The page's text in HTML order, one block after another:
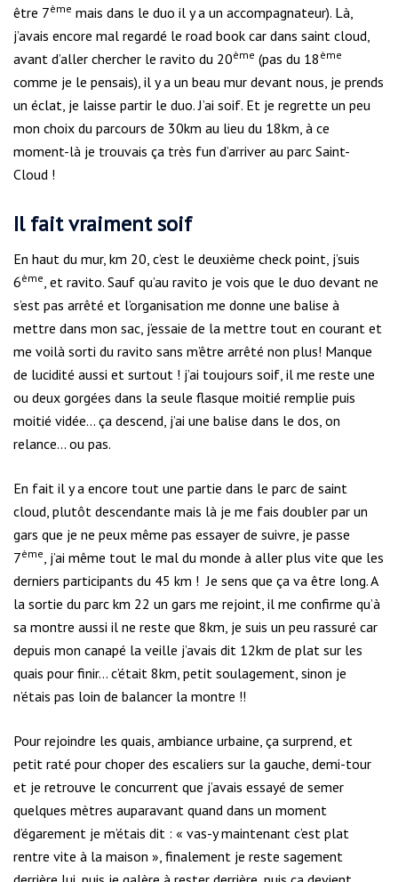
être 7ème mais dans le duo il y a un accompagnateur). Là,
j’avais encore mal regardé le road book car dans saint cloud,
avant d’aller chercher le ravito du 20ème (pas du 18 ème
comme je le pensais), il y a un beau mur devant nous, je prends
un éclat, je laisse partir le duo. J’ai soif. Et je regrette un peu
mon choix du parcours de 30km au lieu du 18km, à ce
moment-là je trouvais ça très fun d’arriver au parc Saint-
Cloud !
Il fait vraiment soif
En haut du mur, km 20, c’est le deuxième check point, j’suis
6ème , et ravito. Sauf qu’au ravito je vois que le duo devant ne
s’est pas arrêté et l’organisation me donne une balise à
mettre dans mon sac, j’essaie de la mettre tout en courant et
me voilà sorti du ravito sans m’être arrêté non plus! Manque
de lucidité aussi et surtout ! j’ai toujours soif, il me reste une
ou deux gorgées dans la seule flasque moitié remplie puis
moitié vidée… ça descend, j’ai une balise dans le dos, on
relance… ou pas.
En fait il y a encore tout une partie dans le parc de saint
cloud, plutôt descendante mais là je me fais doubler par un
gars que je ne peux même pas essayer de suivre, je passe
7ème , j’ai même tout le mal du monde à aller plus vite que les
derniers participants du 45 km ! Je sens que ça va être long. A
la sortie du parc km 22 un gars me rejoint, il me confirme qu’à
sa montre aussi il ne reste que 8km, je suis un peu rassuré car
depuis mon canapé la veille j’avais dit 12km de plat sur les
quais pour finir… c’était 8km, petit soulagement, sinon je
n’étais pas loin de balancer la montre !!
Pour rejoindre les quais, ambiance urbaine, ça surprend, et
petit raté pour choper des escaliers sur la gauche, demi-tour
et je retrouve le concurrent que j’avais essayé de semer
quelques mètres auparavant quand dans un moment
d’égarement je m’étais dit : « vas-y maintenant c’est plat
rentre vite à la maison », finalement je reste sagement